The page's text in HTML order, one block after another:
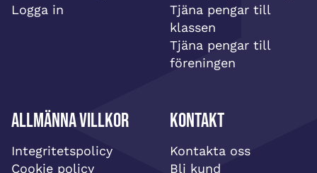
Logga in
Tjäna pengar till
klassen
Tjäna pengar till
föreningen
Allmänna villkor
Integritetspolicy
Cookie policy
Kontakt
Kontakta oss
Bli kund